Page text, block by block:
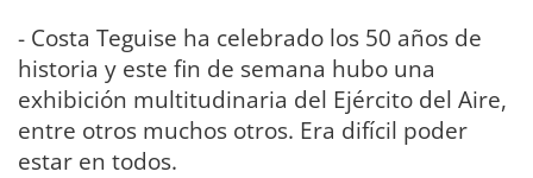
- Costa Teguise ha celebrado los 50 años de
historia y este fin de semana hubo una
exhibición multitudinaria del Ejército del Aire,
entre otros muchos otros. Era difícil poder
estar en todos.